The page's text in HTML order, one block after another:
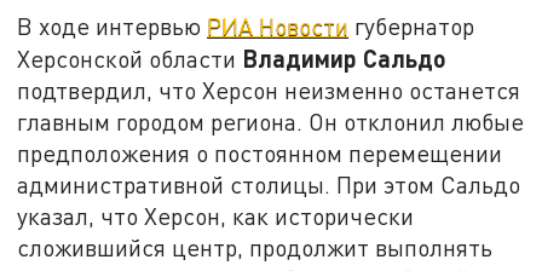
В ходе интервью РИА Новости губернатор
Херсонской области Владимир Сальдо
подтвердил, что Херсон неизменно останется
главным городом региона. Он отклонил любые
предположения о постоянном перемещении
административной столицы. При этом Сальдо
указал, что Херсон, как исторически
сложившийся центр, продолжит выполнять